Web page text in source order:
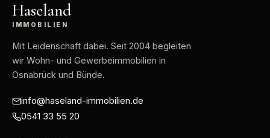
Haseland
IMMOBILIEN
Mit Leidenschaft dabei. Seit 2004 begleiten
wir Wohn- und Gewerbeimmobilien in
Osnabrück und Bünde.
info@haseland-immobilien.de
0541 33 55 20